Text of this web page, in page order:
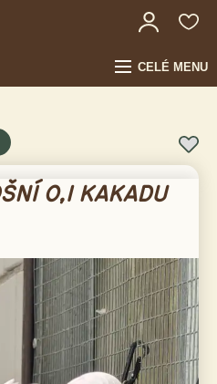
CELÉ MENU
0,1 KAKADU